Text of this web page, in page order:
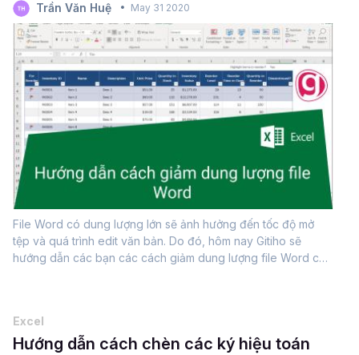
Trần Văn Huệ May 31 2020
File Word có dung lượng lớn sẽ ảnh hưởng đến tốc độ mở
tệp và quá trình edit văn bản. Do đó, hôm nay Gitiho sẽ
hướng dẫn các bạn các cách giảm dung lượng file Word cực
Excel
Hướng dẫn cách chèn các ký hiệu toán